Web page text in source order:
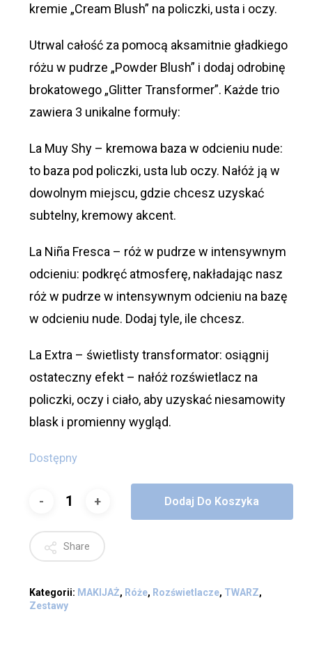
kremie „Cream Blush” na policzki, usta i oczy.
Utrwal całość za pomocą aksamitnie gładkiego
różu w pudrze „Powder Blush” i dodaj odrobinę
brokatowego „Glitter Transformer”. Każde trio
zawiera 3 unikalne formuły:
La Muy Shy – kremowa baza w odcieniu nude:
to baza pod policzki, usta lub oczy. Nałóż ją w
dowolnym miejscu, gdzie chcesz uzyskać
subtelny, kremowy akcent.
La Niña Fresca – róż w pudrze w intensywnym
odcieniu: podkręć atmosferę, nakładając nasz
róż w pudrze w intensywnym odcieniu na bazę
w odcieniu nude. Dodaj tyle, ile chcesz.
La Extra – świetlisty transformator: osiągnij
ostateczny efekt – nałóż rozświetlacz na
policzki, oczy i ciało, aby uzyskać niesamowity
blask i promienny wygląd.
Dostępny
Dodaj Do Koszyka
Share
Kategorii: MAKIJAŻ, Róże, Rozświetlacze, TWARZ,
Zestawy